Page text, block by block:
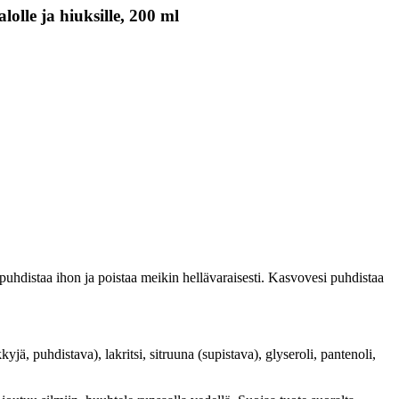
ja hiuksille, 200 ml
ihon ja poistaa meikin hellävaraisesti. Kasvovesi puhdistaa
puhdistava), lakritsi, sitruuna (supistava), glyseroli, pantenoli,